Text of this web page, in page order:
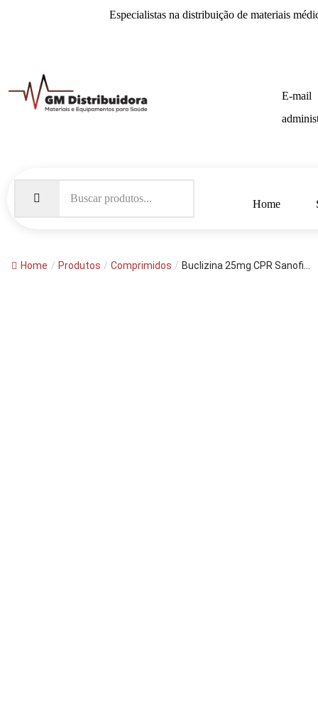
Especialistas na distribuição de materiais
E-mail
Home
Home / Produtos / Comprimidos / Buclizina 25mg CPR Sanofi...